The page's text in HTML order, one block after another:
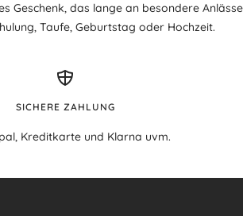
Geschenk, das lange an besondere Anlässe
Taufe, Geburtstag oder Hochzeit.
SICHERE ZAHLUNG
Kreditkarte und Klarna uvm.